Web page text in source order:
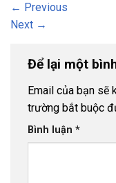
← Previous
Next →
Để lại một
Email của bạn sẽ
trường bắt buộc
Bình luận *